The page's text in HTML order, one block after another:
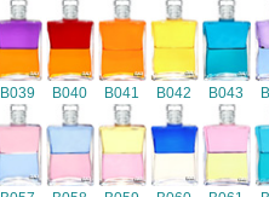
B039 B040 B041 B042 B043